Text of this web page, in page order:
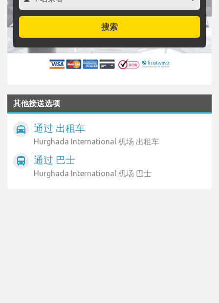
搜索
其他接送选项
local_taxi 通过 出租车
Hurghada International 机场 出租车
directions_bus 通过 巴士
Hurghada International 机场 巴士